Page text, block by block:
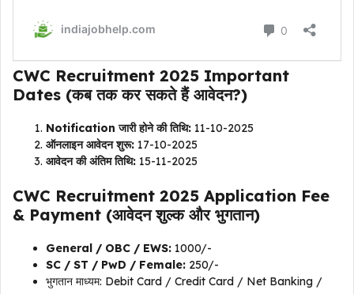
CWC Recruitment 2025 Important
Dates (कब तक कर सकते हैं आवेदन?)
Notification जारी होने की तिथि: 11-10-2025
ऑनलाइन आवेदन शुरू: 17-10-2025
आवेदन की अंतिम तिथि: 15-11-2025
CWC Recruitment 2025 Application Fee
& Payment (आवेदन शुल्क और भुगतान)
General / OBC / EWS: ₹1000/-
SC / ST / PwD / Female: ₹250/-
भुगतान माध्यम: Debit Card / Credit Card / Net Banking /